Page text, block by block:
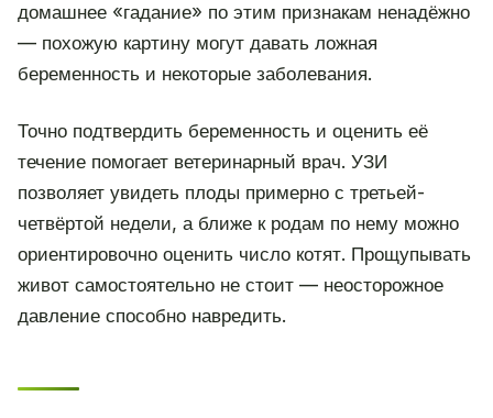
домашнее «гадание» по этим признакам ненадёжно
— похожую картину могут давать ложная
беременность и некоторые заболевания.
Точно подтвердить беременность и оценить её
течение помогает ветеринарный врач. УЗИ
позволяет увидеть плоды примерно с третьей-
четвёртой недели, а ближе к родам по нему можно
ориентировочно оценить число котят. Прощупывать
живот самостоятельно не стоит — неосторожное
давление способно навредить.